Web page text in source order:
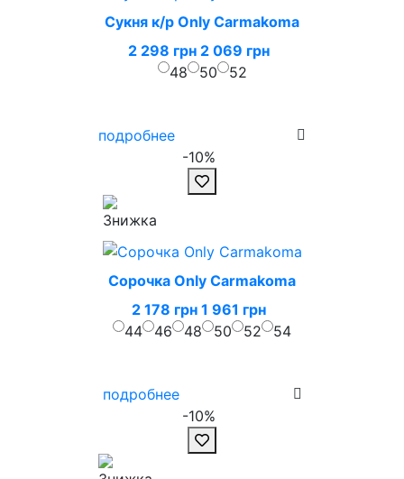
Сукня к/р Only Carmakoma
2 298 грн 2 069 грн
48
50 52
подробнее
-10%
Сорочка Only Carmakoma
2 178 грн 1 961 грн
44
46 48 50 52 54
подробнее
-10%